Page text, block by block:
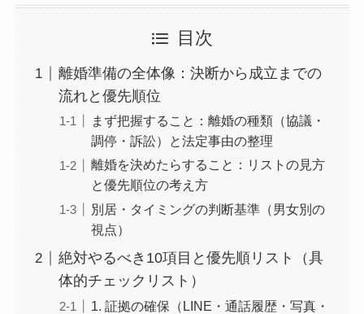
目次
離婚準備の全体像：決断から成立までの
流れと優先順位
まず把握すること：離婚の種類（協議・
調停・訴訟）と法定事由の整理
離婚を決めたらすること：リストの見方
と優先順位の考え方
別居・タイミングの判断基準（男女別の
視点）
絶対やるべき10項目と優先順リスト（具
体的チェックリスト）
1. 証拠の確保（LINE・通話履歴・写真・